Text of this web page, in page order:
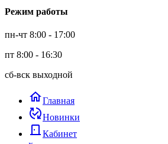
Режим работы
пн-чт 8:00 - 17:00
пт 8:00 - 16:30
сб-вск выходной
homeГлавная
published_with_changesНовинки
door_back Кабинет